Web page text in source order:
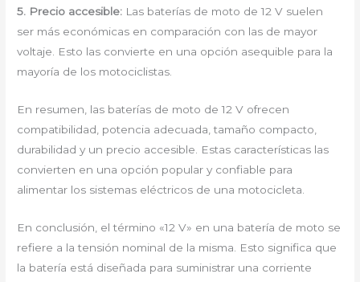
5. Precio accesible: Las baterías de moto de 12 V suelen
ser más económicas en comparación con las de mayor
voltaje. Esto las convierte en una opción asequible para la
mayoría de los motociclistas.
En resumen, las baterías de moto de 12 V ofrecen
compatibilidad, potencia adecuada, tamaño compacto,
durabilidad y un precio accesible. Estas características las
convierten en una opción popular y confiable para
alimentar los sistemas eléctricos de una motocicleta.
En conclusión, el término «12 V» en una batería de moto se
refiere a la tensión nominal de la misma. Esto significa que
la batería está diseñada para suministrar una corriente